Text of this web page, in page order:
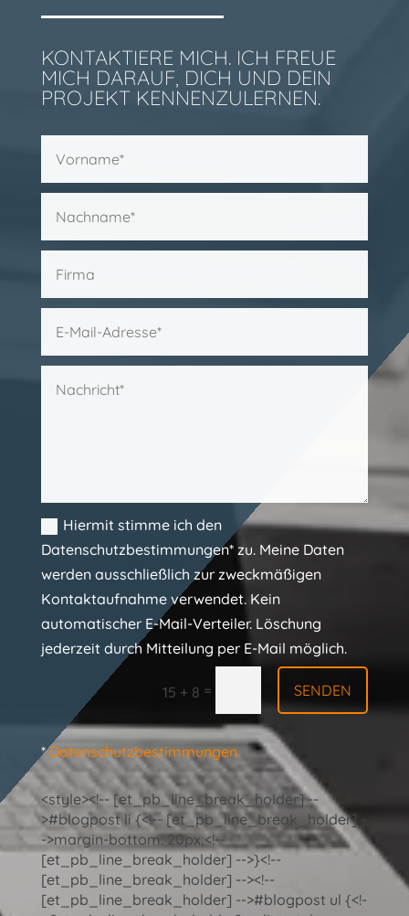
KONTAKTIERE MICH. ICH FREUE
MICH DARAUF, DICH UND DEIN
PROJEKT KENNENZULERNEN.
Hiermit stimme ich den
Datenschutzbestimmungen* zu. Meine Daten
werden ausschließlich zur zweckmäßigen
Kontaktaufnahme verwendet. Kein
automatischer E-Mail-Verteiler. Löschung
jederzeit durch Mitteilung per E-Mail möglich.
15 + 8 = SENDEN
*Datenschutzbestimmungen
<style><!-- [et_pb_line_break_holder] --
>#blogpost li {<!-- [et_pb_line_break_holder] -
->margin-bottom: 20px;<!--
[et_pb_line_break_holder] -->}<!--
[et_pb_line_break_holder] --><!--
[et_pb_line_break_holder] -->#blogpost ul {<!-